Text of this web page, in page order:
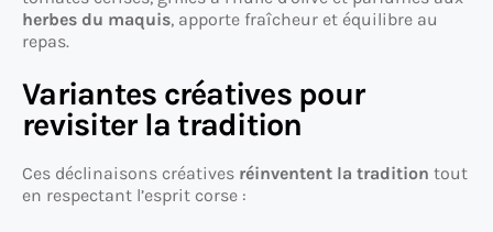
herbes du maquis, apporte fraîcheur et équilibre au
repas.
Variantes créatives pour
revisiter la tradition
Ces déclinaisons créatives réinventent la tradition tout
en respectant l’esprit corse :